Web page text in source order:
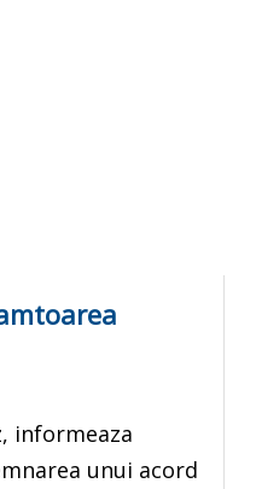
informeaza
unui acord